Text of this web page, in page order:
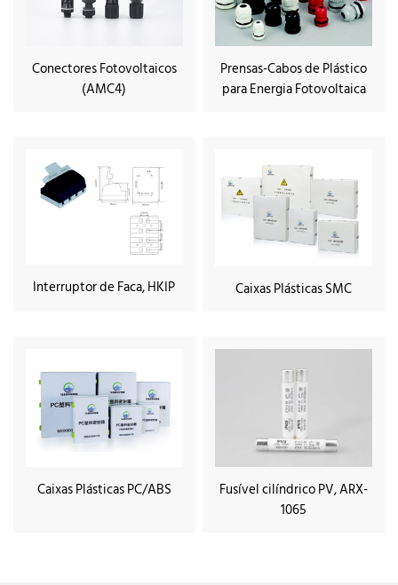
Conectores Fotovoltaicos
(AMC4)
Prensas-Cabos de Plástico
para Energia Fotovoltaica
Interruptor de Faca, HKIP Caixas Plásticas SMC
Caixas Plásticas PC/ABS
Fusível cilíndrico PV, ARX-
1065